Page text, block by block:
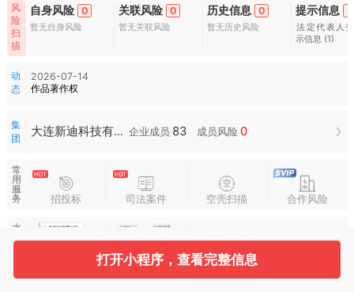
风
险
扫
描
自身风险 0
暂无自身风险
关联风险 0
暂无关联风险
历史信息 0
暂无历史风险
提示信息
法定代表人
示信息 (1)
动
态
2026-07-14
作品著作权
集
团
大连新迪科技有限公司集团 企业成员 83 成员风险 0
常
用
服
务
招投标 司法案件 空壳扫描 合作风险
水
图
打开小程序，查看完整信息